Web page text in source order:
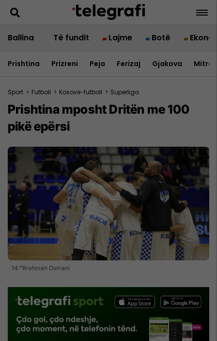
Ballina Të fundit Lajme Botë
Prishtina Prizreni Peja Ferizaj Gjakova
Sport > Futboll > Kosove-futboll > Superliga
Prishtina mposht Dritën me 100
pikë epërsi
14:"Rrahman Osmani